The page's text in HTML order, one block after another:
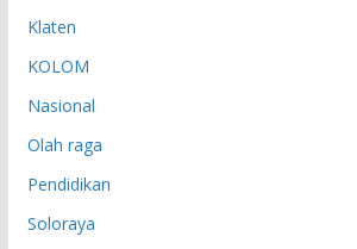
Klaten
KOLOM
Nasional
Olah raga
Pendidikan
Soloraya